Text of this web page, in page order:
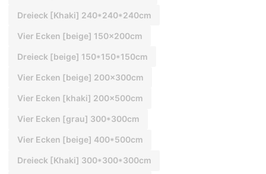
Dreieck [Khaki] 240*240*240cm
Vier Ecken [beige] 150x200cm
Dreieck [beige] 150*150*150cm
Vier Ecken [beige] 200x300cm
Vier Ecken [khaki] 200x500cm
Vier Ecken [grau] 300*300cm
Vier Ecken [beige] 400*500cm
Dreieck [Khaki] 300*300*300cm